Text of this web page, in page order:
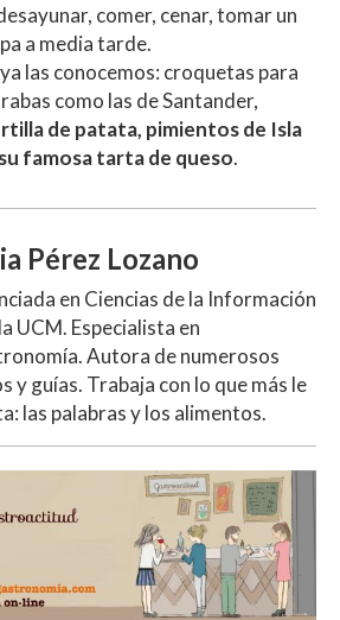
comer, cenar, tomar un
a media tarde.
las conocemos: croquetas para
como las de Santander,
de patata, pimientos de Isla
famosa tarta de queso.
Pérez Lozano
en Ciencias de la Información
UCM. Especialista en
Autora de numerosos
y guías. Trabaja con lo que más le
las palabras y los alimentos.